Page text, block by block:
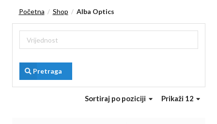
Početna / Shop / Alba Optics
Pretraga
Prikaži 12
Sortiraj po poziciji